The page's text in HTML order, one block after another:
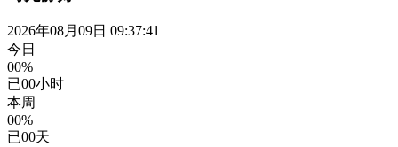
2026年08月09日 09:37:42
今日
00%
已00小时
本周
00%
已00天